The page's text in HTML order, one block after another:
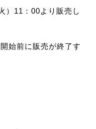
）11：00より販売し
始前に販売が終了す